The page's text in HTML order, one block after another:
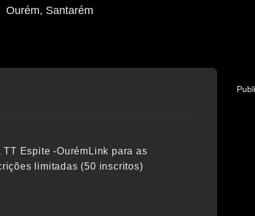
Ourém, Santarém
Espite -OurémLink para as
limitadas (50 inscritos)